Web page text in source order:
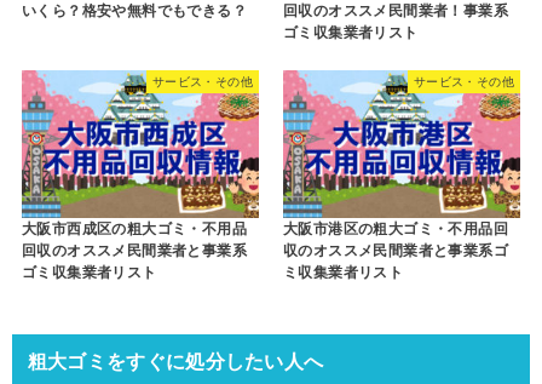
いくら？格安や無料でもできる？
回収のオススメ民間業者！事業系
ゴミ収集業者リスト
サービス・その他
大阪市西成区の粗大ゴミ・不用品
回収のオススメ民間業者と事業系
ゴミ収集業者リスト
サービス・その他
大阪市港区の粗大ゴミ・不用品回
収のオススメ民間業者と事業系ゴ
ミ収集業者リスト
粗大ゴミをすぐに処分したい人へ